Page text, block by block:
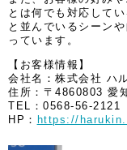
とは何でも対応して
と並んでいるシーン
っています。
【お客様情報】
会社名：株式会社 ハ
住所：〒4860803 愛
TEL：0568-56-2121
HP： https://